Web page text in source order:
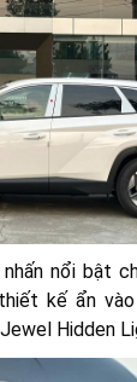
nổi bật
kế ẩn
Hidden